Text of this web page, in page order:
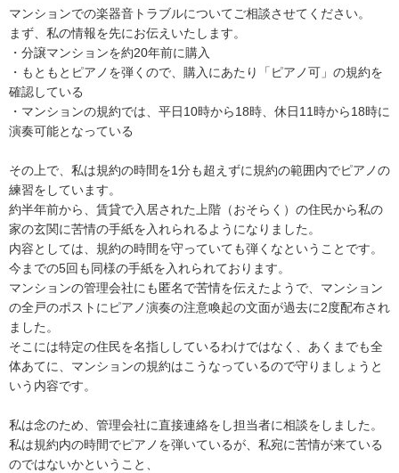
マンションでの楽器音トラブルについてご相談させてください。
まず、私の情報を先にお伝えいたします。
・分譲マンションを約20年前に購入
・もともとピアノを弾くので、購入にあたり「ピアノ可」の規約を
確認している
・マンションの規約では、平日10時から18時、休日11時から18時に
演奏可能となっている
その上で、私は規約の時間を1分も超えずに規約の範囲内でピアノの
練習をしています。
約半年前から、賃貸で入居された上階（おそらく）の住民から私の
家の玄関に苦情の手紙を入れられるようになりました。
内容としては、規約の時間を守っていても弾くなということです。
今までの5回も同様の手紙を入れられております。
マンションの管理会社にも匿名で苦情を伝えたようで、マンション
の全戸のポストにピアノ演奏の注意喚起の文面が過去に2度配布され
ました。
そこには特定の住民を名指ししているわけではなく、あくまでも全
体あてに、マンションの規約はこうなっているので守りましょうと
いう内容です。
私は念のため、管理会社に直接連絡をし担当者に相談をしました。
私は規約内の時間でピアノを弾いているが、私宛に苦情が来ている
のではないかということ、